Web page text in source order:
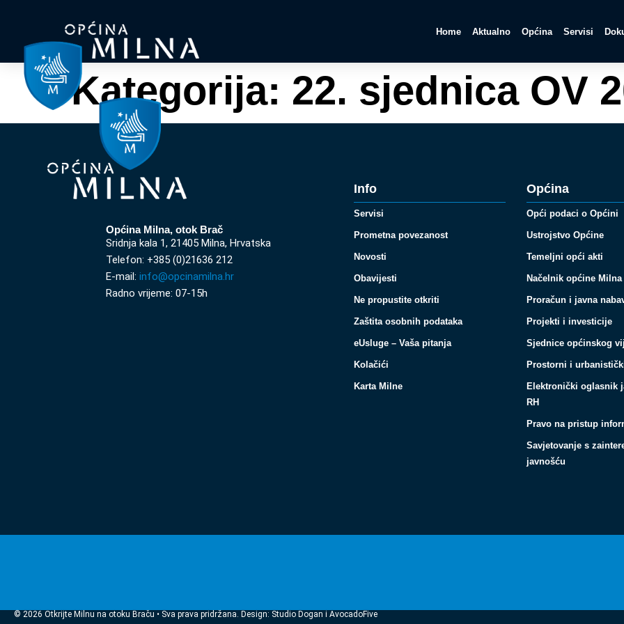
Home Aktualno Općina Servisi
Kategorija: 22. sjednica OV
Općina Milna, otok Brač
Sridnja kala 1, 21405 Milna, Hrvatska
Telefon: +385 (0)21636 212
E-mail: info@opcinamilna.hr
Radno vrijeme: 07-15h
Info
Servisi
Prometna povezanost
Novosti
Obavijesti
Ne propustite otkriti
Zaštita osobnih podataka
eUsluge – Vaša pitanja
Kolačići
Karta Milne
Općina
Opći podaci o Općini
Ustrojstvo Općine
Temeljni opći akti
Načelnik općine Milna
Proračun i javna
Projekti i investicije
Sjednice općinskog
Prostorni i
Elektronički oglasnik
RH
Pravo na pristup
Savjetovanje s
javnošću
© 2026 Otkrijte Milnu na otoku Braču • Sva prava pridržana. Design: Studio Dogan i AvocadoFive